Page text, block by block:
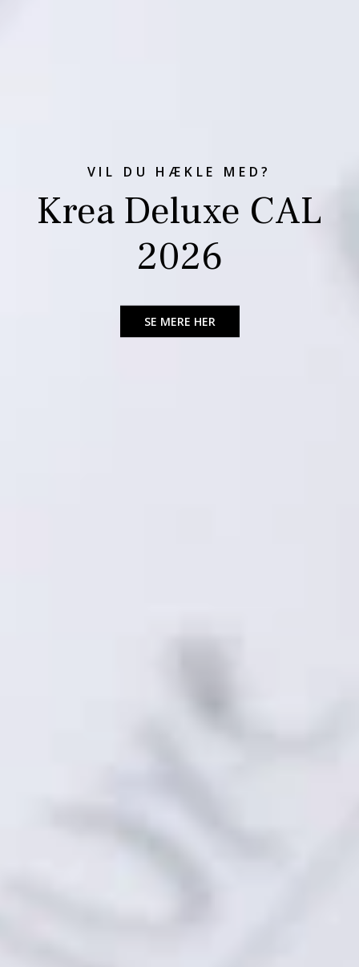
DESIGN BY KREA DELUXE
Mohair Tee
SE DE NYE KITS HER
KREA DELUXE HÆKLEKIT
Margueritter
SE KITTET HER
VIL DU HÆKLE MED?
Krea Deluxe CAL
2026
SE MERE HER
KREA DELUXE STRIKKEKIT
Haslev Scarf